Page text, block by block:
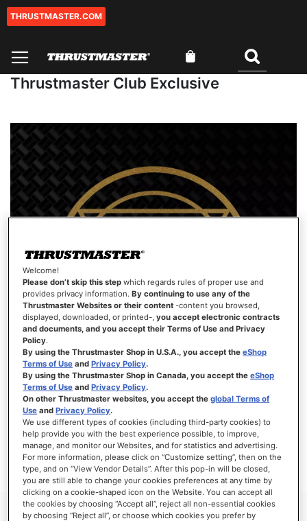
Conteúdo
THRUSTMASTER.COM
O Meu Carrinho
Thrustmaster Club Exclusive
Thrustmaster Club Exclusive
This content is reserved for our Thrustmaster Club members.
Welcome!
Please don’t skip this step which regards rules of proper use and
provides privacy information.By continuing to use any of the
Thrustmaster Websites or their content -content you browsed,
displayed, downloaded, or printed-,you accept electronic contracts
and documents, and you accept their Terms of Use and Privacy
Policy.
By using the Thrustmaster Shop in U.S.A., you accept theeShop
Terms of Use andPrivacy Policy.
By using the Thrustmaster Shop in Canada, you accept theeShop
Terms of Use andPrivacy Policy.
On other Thrustmaster websites, you accept theglobal Terms of
Use andPrivacy Policy.
We use different types of cookies (including third-party cookies) to
help provide you with the best experience possible, to improve,
manage, and monitor our Websites, and for statistics and advertising.
For more information, please click on “Customize setting”, then on the
type, and on “View Vendor Details”. After this pop-in will be closed,
you are still able to change your cookies preferences at any time by
clicking on a cookie-shaped icon on the Website. You can accept all
the cookies by choosing “Accept all”, reject all non-essential cookies
by choosing “Reject all”, or choose which cookies you prefer by